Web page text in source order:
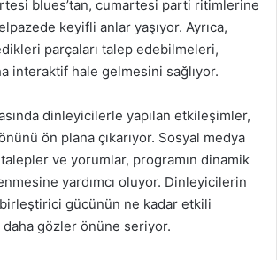
blues’tan, cumartesi parti ritimlerine
keyifli anlar yaşıyor. Ayrıca,
parçaları talep edebilmeleri,
interaktif hale gelmesini sağlıyor.
dinleyicilerle yapılan etkileşimler,
ön plana çıkarıyor. Sosyal medya
ve yorumlar, programın dinamik
yardımcı oluyor. Dinleyicilerin
birleştirici gücünün ne kadar etkili
gözler önüne seriyor.